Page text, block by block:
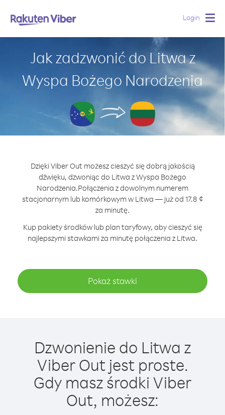
Login
Jak zadzwonić do Litwa z
Wyspa Bożego Narodzenia
Dzięki Viber Out możesz cieszyć się dobrą jakością
dźwięku, dzwoniąc do Litwa z Wyspa Bożego
Narodzenia.Połączenia z dowolnym numerem
stacjonarnym lub komórkowym w Litwa — już od 17.8 ¢
za minutę.
Kup pakiety środków lub plan taryfowy, aby cieszyć się
najlepszymi stawkami za minutę połączenia z Litwa.
Pokaż stawki
Dzwonienie do Litwa z
Viber Out jest proste.
Gdy masz środki Viber
Out, możesz: